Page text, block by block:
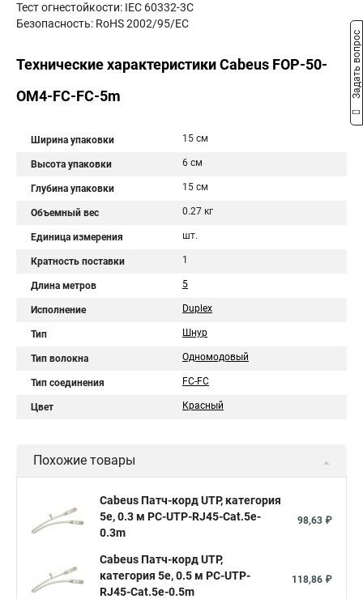
Тест огнестойкости: IEC 60332-3C
Безопасность: RoHS 2002/95/EC
Технические характеристики Cabeus FOP-50-
OM4-FC-FC-5m
Ширина упаковки 15 см
Высота упаковки 6 см
Глубина упаковки 15 см
Объемный вес 0.27 кг
Единица измерения шт.
Кратность поставки 1
Длина метров 5
Исполнение Duplex
Тип Шнур
Тип волокна Одномодовый
Тип соединения FC-FC
Цвет Красный
Похожие товары
Cabeus Патч-корд UTP, категория
5e, 0.3 м PC-UTP-RJ45-Cat.5e-
0.3m
98,63 ₽
Cabeus Патч-корд UTP,
категория 5e, 0.5 м PC-UTP-
RJ45-Cat.5e-0.5m
118,86 ₽
Задать вопрос